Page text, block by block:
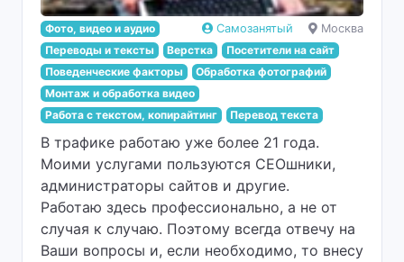
Самозанятый Москва
Фото, видео и аудио
Переводы и тексты
Верстка
Посетители на сайт
Поведенческие факторы
Обработка фотографий
Монтаж и обработка видео
Работа с текстом, копирайтинг
Перевод текста
В трафике работаю уже более 21 года.
Моими услугами пользуются СЕОшники,
администраторы сайтов и другие.
Работаю здесь профессионально, а не от
случая к случаю. Поэтому всегда отвечу на
Ваши вопросы и, если необходимо, то внесу